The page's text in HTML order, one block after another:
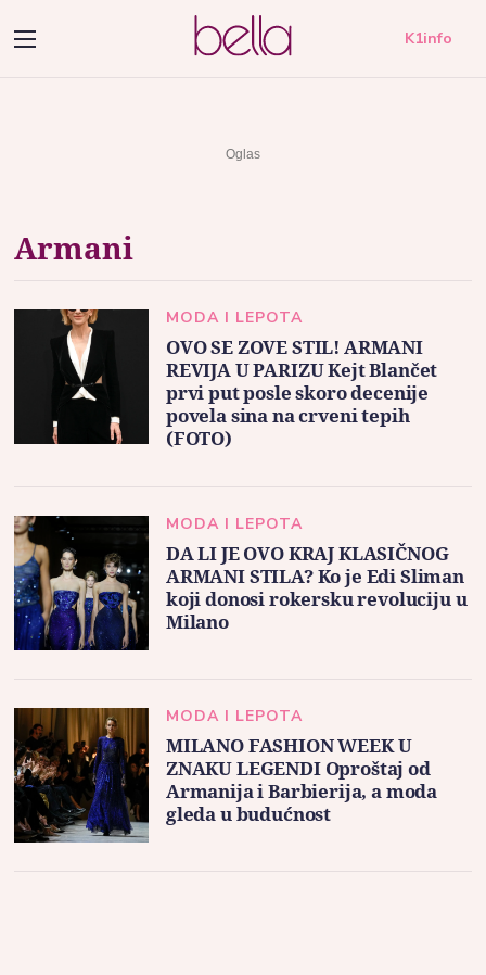
K1info
Armani
MODA I LEPOTA
OVO SE ZOVE STIL! ARMANI
REVIJA U PARIZU Kejt Blančet
prvi put posle skoro decenije
povela sina na crveni tepih
(FOTO)
MODA I LEPOTA
DA LI JE OVO KRAJ KLASIČNOG
ARMANI STILA? Ko je Edi Sliman
koji donosi rokersku revoluciju u
Milano
MODA I LEPOTA
MILANO FASHION WEEK U
ZNAKU LEGENDI Oproštaj od
Armanija i Barbierija, a moda
gleda u budućnost